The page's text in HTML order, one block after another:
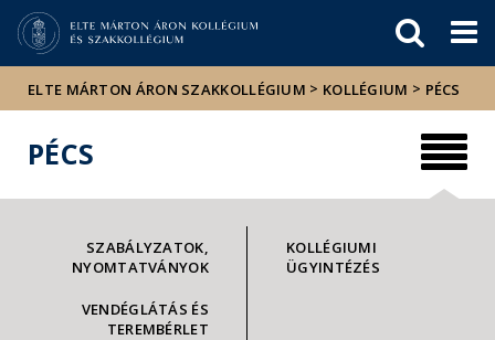
Hírek
Események
ELTE a
sajtóban
ELTE MÁRTON ÁRON SZAKKOLLÉGIUM > KOLLÉGIUM > PÉCS
PÉCS
SZABÁLYZATOK,
NYOMTATVÁNYOK
VENDÉGLÁTÁS ÉS
TEREMBÉRLET
KOLLÉGIUMI
ÜGYINTÉZÉS